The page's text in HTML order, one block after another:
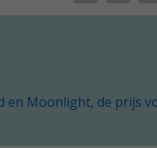
en Moonlight, de prijs